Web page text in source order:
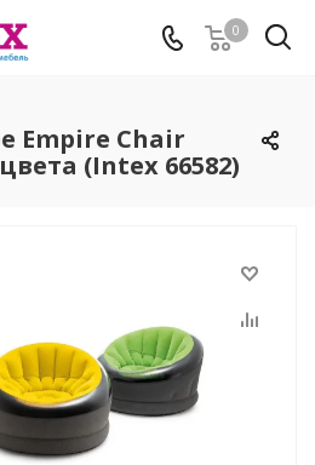
0
Empire Chair
(Intex 66582)